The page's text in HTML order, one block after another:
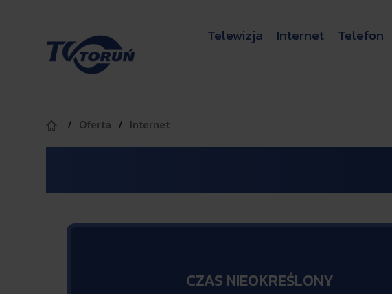
Telewizja Internet Telefon
Oferta Internet
CZAS NIEOKREŚLONY